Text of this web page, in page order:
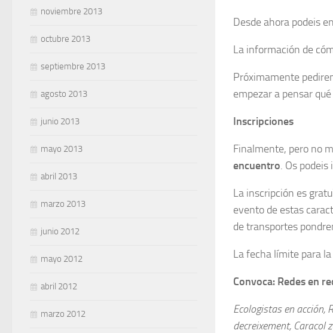
Desde ahora podeis
La información de
Próximamente
empezar a pensar
Inscripciones
Finalmente, pero no
encuentro. Os
La inscripción es
evento de estas
de transportes
La fecha límite para
Convoca: Redes en
Ecologistas en acción,
decreixement, Caracol
noviembre 2013
octubre 2013
septiembre 2013
agosto 2013
junio 2013
mayo 2013
abril 2013
marzo 2013
junio 2012
mayo 2012
abril 2012
marzo 2012